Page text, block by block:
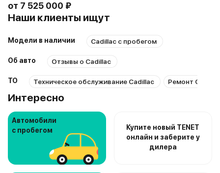
от 7 525 000 ₽
Наши клиенты ищут
Модели в наличии Cadillac с пробегом
Об авто Отзывы о Cadillac
ТО Техническое обслуживание Cadillac Ремонт Cadillac
Интересно
Автомобили
с пробегом
Купите новый TENET
онлайн и заберите у
дилера